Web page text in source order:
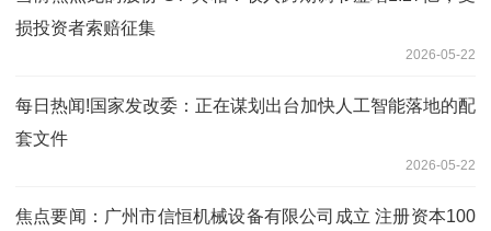
损投资者索赔征集
2026-05-22
每日热闻!国家发改委：正在谋划出台加快人工智能落地的配
套文件
2026-05-22
焦点要闻：广州市信恒机械设备有限公司成立 注册资本100